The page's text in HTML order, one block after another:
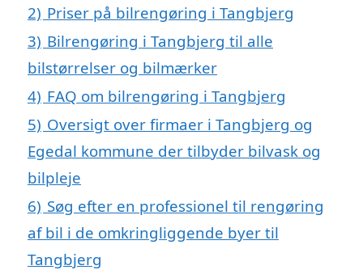
2) Priser på bilrengøring i Tangbjerg
3) Bilrengøring i Tangbjerg til alle
bilstørrelser og bilmærker
4) FAQ om bilrengøring i Tangbjerg
5) Oversigt over firmaer i Tangbjerg og
Egedal kommune der tilbyder bilvask og
bilpleje
6) Søg efter en professionel til rengøring
af bil i de omkringliggende byer til
Tangbjerg